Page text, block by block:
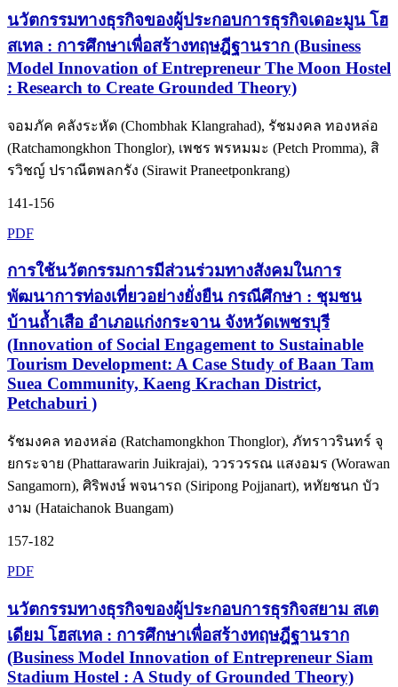
นวัตกรรมทางธุรกิจของผู้ประกอบการธุรกิจเดอะมูน โฮ
สเทล : การศึกษาเพื่อสร้างทฤษฎีฐานราก (Business
Model Innovation of Entrepreneur The Moon Hostel
: Research to Create Grounded Theory)
จอมภัค คลังระหัด (Chombhak Klangrahad), รัชมงคล ทองหล่อ
(Ratchamongkhon Thonglor), เพชร พรหมมะ (Petch Promma), สิ
รวิชญ์ ปราณีตพลกรัง (Sirawit Praneetponkrang)
141-156
PDF
การใช้นวัตกรรมการมีส่วนร่วมทางสังคมในการ
พัฒนาการท่องเที่ยวอย่างยั่งยืน กรณีศึกษา : ชุมชน
บ้านถ้ำเสือ อำเภอแก่งกระจาน จังหวัดเพชรบุรี
(Innovation of Social Engagement to Sustainable
Tourism Development: A Case Study of Baan Tam
Suea Community, Kaeng Krachan District,
Petchaburi )
รัชมงคล ทองหล่อ (Ratchamongkhon Thonglor), ภัทราวรินทร์ จุ
ยกระจาย (Phattarawarin Juikrajai), ววรวรรณ แสงอมร (Worawan
Sangamorn), ศิริพงษ์ พจนารถ (Siripong Pojjanart), หทัยชนก บัว
งาม (Hataichanok Buangam)
157-182
PDF
นวัตกรรมทางธุรกิจของผู้ประกอบการธุรกิจสยาม สเต
เดียม โฮสเทล : การศึกษาเพื่อสร้างทฤษฎีฐานราก
(Business Model Innovation of Entrepreneur Siam
Stadium Hostel : A Study of Grounded Theory)